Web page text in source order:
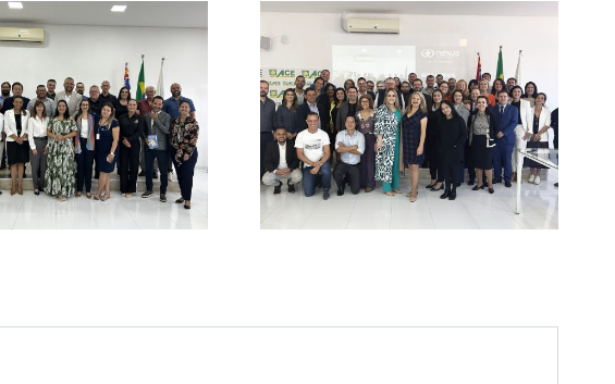
Sucesso e
Empreendedorismo
Marcam a
Inauguração do
Grupo Nexus
Diadema
Mulheres
empreendedoras
unidas pelo sucesso